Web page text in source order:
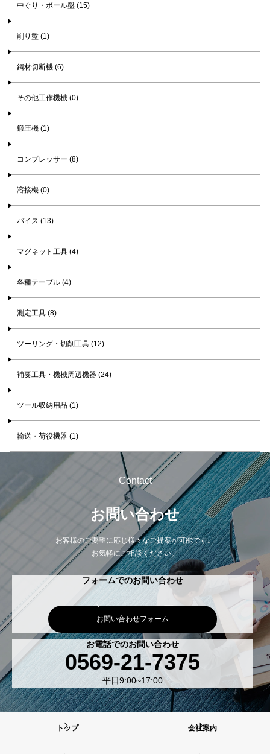
中ぐり・ボール盤 (15)
削り盤 (1)
鋼材切断機 (6)
その他工作機械 (0)
鍛圧機 (1)
コンプレッサー (8)
溶接機 (0)
バイス (13)
マグネット工具 (4)
各種テーブル (4)
測定工具 (8)
ツーリング・切削工具 (12)
補要工具・機械周辺機器 (24)
ツール収納用品 (1)
輸送・荷役機器 (1)
Contact
お問い合わせ
お客様のご要望に応じ様々なご提案が可能です。
お気軽にご相談ください。
フォームでのお問い合わせ
お問い合わせフォーム
お電話でのお問い合わせ
0569-21-7375
平日9:00~17:00
トップ 会社案内